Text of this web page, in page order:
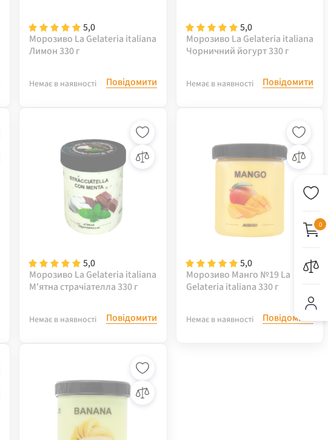
0
5,0
Морозиво La Gelateria italiana
Лимон 330 г
Немає в наявності Повідомити
5,0
Морозиво La Gelateria italiana
Чорничний йогурт 330 г
Немає в наявності Повідомити
5,0
Морозиво La Gelateria italiana
М'ятна страчіателла 330 г
Немає в наявності Повідомити
5,0
Морозиво Манго №19 La
Gelateria italiana 330 г
Немає в наявності Повідомити